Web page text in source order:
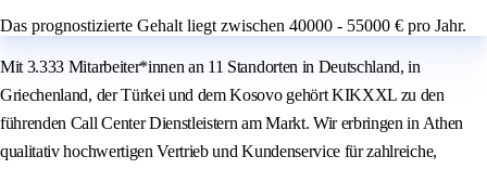
Das prognostizierte Gehalt liegt zwischen 40000 - 55000 € pro Jahr.
Mit 3.333 Mitarbeiter*innen an 11 Standorten in Deutschland, in
Griechenland, der Türkei und dem Kosovo gehört KIKXXL zu den
führenden Call Center Dienstleistern am Markt. Wir erbringen in Athen
qualitativ hochwertigen Vertrieb und Kundenservice für zahlreiche,